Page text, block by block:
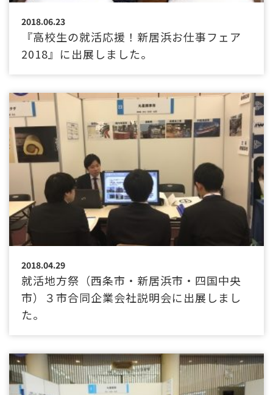
2018.06.23
『高校生の就活応援！新居浜お仕事フェア
2018』に出展しました。
2018.04.29
就活地方祭（西条市・新居浜市・四国中央
市）３市合同企業会社説明会に出展しまし
た。